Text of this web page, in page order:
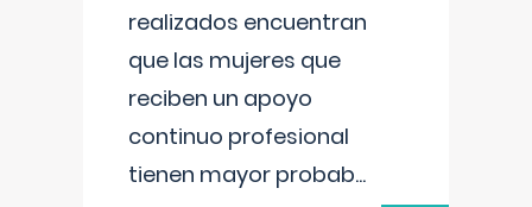
realizados encuentran
que las mujeres que
reciben un apoyo
continuo profesional
tienen mayor probab...